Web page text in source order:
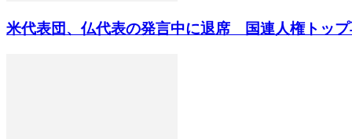
米代表団、仏代表の発言中に退席 国連人権トップ